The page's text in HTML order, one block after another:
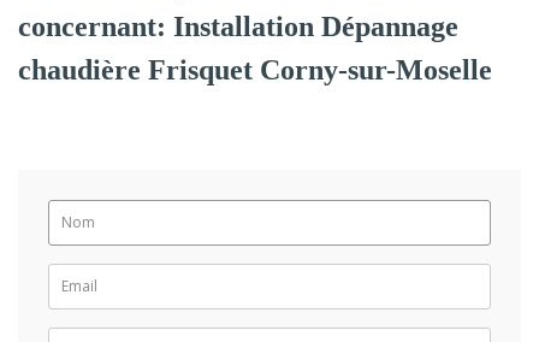
concernant: Installation Dépannage
chaudière Frisquet Corny-sur-Moselle